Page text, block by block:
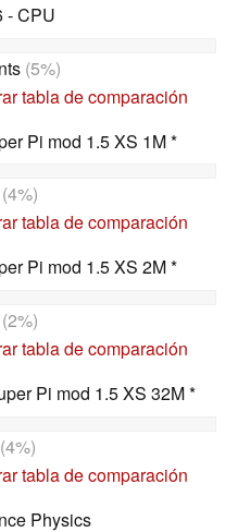
- CPU
(5%)
tabla de comparación
Pi mod 1.5 XS 1M *
(4%)
tabla de comparación
Pi mod 1.5 XS 2M *
(2%)
tabla de comparación
Pi mod 1.5 XS 32M *
(4%)
tabla de comparación
Physics